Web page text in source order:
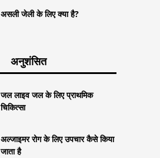
असली जेली के लिए क्या है?
अनुशंसित
जल लाइव जल के लिए प्राथमिक
चिकित्सा
अल्जाइमर रोग के लिए उपचार कैसे किया
जाता है